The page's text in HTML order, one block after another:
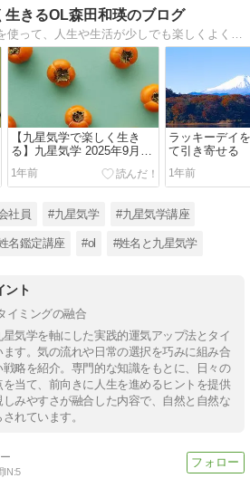
生きるOL森田和瑛のブログ
九星気学と姓名鑑定を使って、人生や生活が少しでも楽しくよくなるようなことを実践してよかったな〜と思うことを書いてます。
【九星気学で楽しく生き
る】九星気学 2025年9月の
月運
1年前
ラッキーデイ
て引き寄せる
1年前
社員 #九星気学 #九星気学講座
名鑑定講座 #ol #姓名と九星気学
ント
イミングの融合
気学を軸にした実践的運気アップ法とタイ
す。気の流れや日常の選択を巧みに組み合
略を紹介。専門的な知識をもとに、日々の
当て、前向きに人生を進めるヒントを提供
みやすさが融合した内容で、自然と自然な
れています。
IN:5